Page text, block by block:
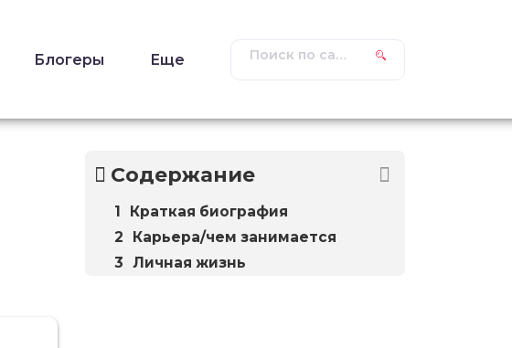
Блогеры Еще
Содержание
Краткая биография
Карьера/чем занимается
Личная жизнь